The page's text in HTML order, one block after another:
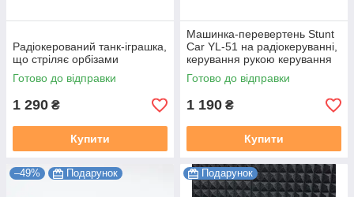
Радіокерований танк-іграшка,
що стріляє орбізами
Готово до відправки
1 290 ₴
Купити
Машинка-перевертень Stunt
Car YL-51 на радіокеруванні,
керування рукою керування
жестами та звичайним
пультом
Готово до відправки
1 190 ₴
Купити
–49% Подарунок Подарунок